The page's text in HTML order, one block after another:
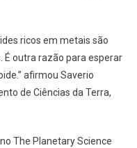
ricos em metais são
outra razão para esperar
afirmou Saverio
de Ciências da Terra,
The Planetary Science